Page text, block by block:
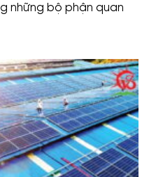
những bộ phận quan